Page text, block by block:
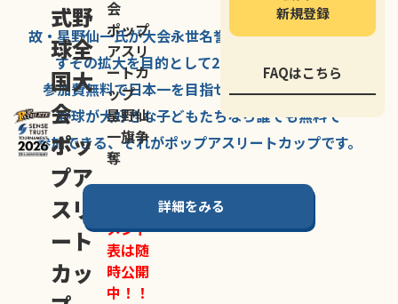
式野
球全
国大
会
ポッ
プア
スリ
ート
カッ
会
ポップ
アスリ
ートカ
ップ
星野仙
一旗争
奪
メント
表は随
時公開
中！！
新規登録
FAQはこちら
故・星野仙一氏が大会永世名誉会長を務める、野球の
すその拡大を目的として2007年に
参加費無料で日本一を目指せる唯一の野球大会。
野球が大好きな子どもたちなら誰でも無料で
参加できる、それがポップアスリートカップです。
詳細をみる